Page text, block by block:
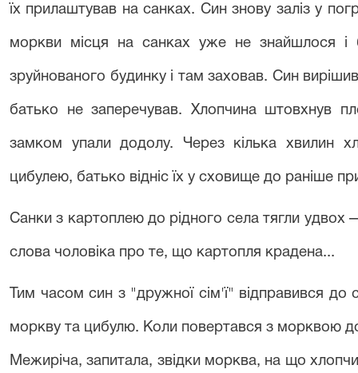
їх прилаштував на санках. Син знову заліз у
моркви місця на санках уже не знайшлося і
зруйнованого будинку і там заховав. Син
батько не заперечував. Хлопчина штовхнув
замком упали додолу. Через кілька хвилин
цибулею, батько відніс їх у сховище до раніше
Санки з картоплею до рідного села тягли
слова чоловіка про те, що картопля крадена...
Тим часом син з "дружної сім'ї" відправився
моркву та цибулю. Коли повертався з морквою
Межиріча, запитала, звідки морква, на що